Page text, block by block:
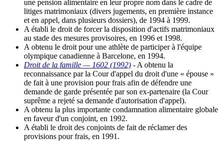
une pension alimentaire en leur propre nom dans le cadre de
litiges matrimoniaux (divers jugements, en première instance
et en appel, dans plusieurs dossiers), de 1994 à 1999.
A établi le droit de forcer la disposition d'actifs matrimoniaux
au stade des mesures provisoires, en 1996 et 1998.
A obtenu le droit pour une athlète de participer à l'équipe
olympique canadienne à Barcelone, en 1994.
Droit de la famille — 1602 (1992) - A obtenu la
reconnaissance par la Cour d'appel du droit d'une « épouse »
de fait à une provision pour frais afin de défendre une
demande de garde présentée par son ex-partenaire (la Cour
suprême a rejeté sa demande d'autorisation d'appel).
A obtenu la plus importante condamnation alimentaire globale
en faveur d'un conjoint, en 1992.
A établi le droit des conjoints de fait de réclamer des
provisions pour frais, en 1991.